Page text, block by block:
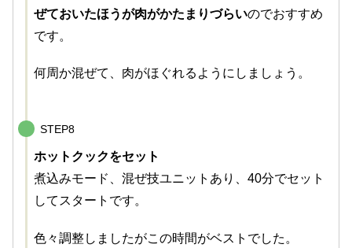
ぜておいたほうが肉がかたまりづらいのでおすすめ
です。
何周か混ぜて、肉がほぐれるようにしましょう。
STEP8
ホットクックをセット
煮込みモード、混ぜ技ユニットあり、40分でセット
してスタートです。
色々調整しましたがこの時間がベストでした。